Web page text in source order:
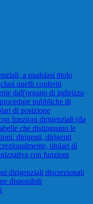
a qualsiasi titolo
quelli conferiti
dall'organo di indirizzo
pubbliche di
di posizione
funzioni dirigenziali (da
che distinguano le
dirigenti, dirigenti
titolari di
con funzioni
dirigenziali discrezionali
disponibili